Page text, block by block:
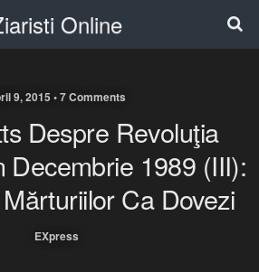
Online
9, 2015 • 7 Comments
Despre Revoluţia
Decembrie 1989 (III):
Ca Dovezi
EXpress